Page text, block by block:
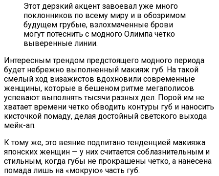
Этот дерзкий акцент завоевал уже много
поклонников по всему миру и в обозримом
будущем грубые, взлохмаченные брови
могут потеснить с модного Олимпа четко
выверенные линии.
Интересным трендом предстоящего модного периода
будет небрежно выполненный макияж губ. На такой
смелый ход визажистов вдохновили современные
женщины, которые в бешеном ритме мегаполисов
успевают выполнять тысячи разных дел. Порой им не
хватает времени четко обводить контуры губ и наносить
кисточкой помаду, делая достойный светского выхода
мейк-ап.
К тому же, это веяние подпитано тенденцией макияжа
японских женщин — у них считается соблазнительным и
стильным, когда губы не прокрашены четко, а нанесена
помада лишь на «мокрую» часть губ.